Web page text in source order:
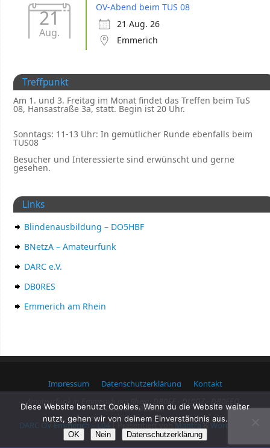
21
Aug.
OV-Abend beim TUS 08
21 Aug. 26
Emmerich
Treffpunkt
Am 1. und 3. Freitag im Monat findet das Treffen beim TuS
08, Hansastraße 3a, statt. Begin ist 20 Uhr.
Sonntags: 11-13 Uhr: In gemütlicher Runde ebenfalls beim
TUS08
Besucher und Interessierte sind erwünscht und gerne
gesehen.
Links
Blindenausbildung – DO5HBF
BNetzA – Amateurfunk
DARC e.V.
DB0RES
Emmerich am Rhein
Impressum Datenschutzerklärung
Kontakt
DB0TVA - DB0KLE
DARC OV Emmerich – L04| Präsentiert von Mantra WordPress.
Diese Website benutzt Cookies. Wenn du die Website weiter
nutzt, gehen wir von deinem Einverständnis aus.
OK Nein Datenschutzerklärung